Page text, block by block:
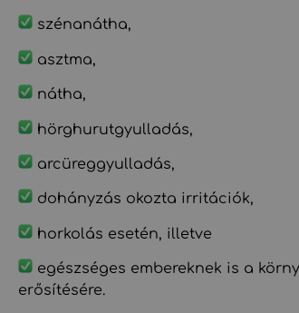
szénanátha,
asztma,
nátha,
hörghurutgyulladás,
arcüreggyulladás,
dohányzás okozta irritációk,
horkolás esetén, illetve
egészséges embereknek is a
erősítésére.